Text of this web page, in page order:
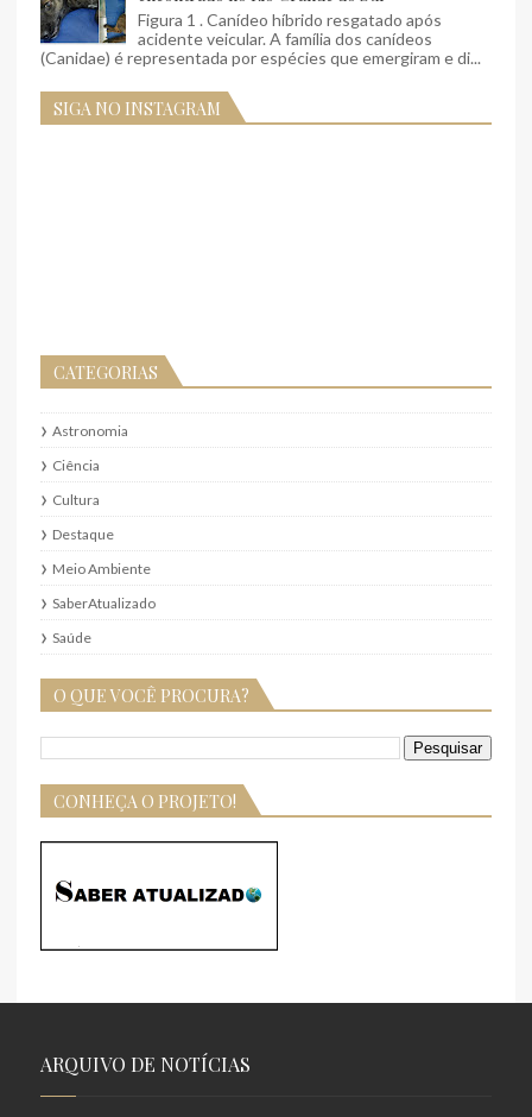
Figura 1 . Canídeo híbrido resgatado após
acidente veicular. A família dos canídeos
(Canidae) é representada por espécies que emergiram e di...
SIGA NO INSTAGRAM
CATEGORIAS
Astronomia
Ciência
Cultura
Destaque
Meio Ambiente
SaberAtualizado
Saúde
O QUE VOCÊ PROCURA?
CONHEÇA O PROJETO!
ARQUIVO DE NOTÍCIAS